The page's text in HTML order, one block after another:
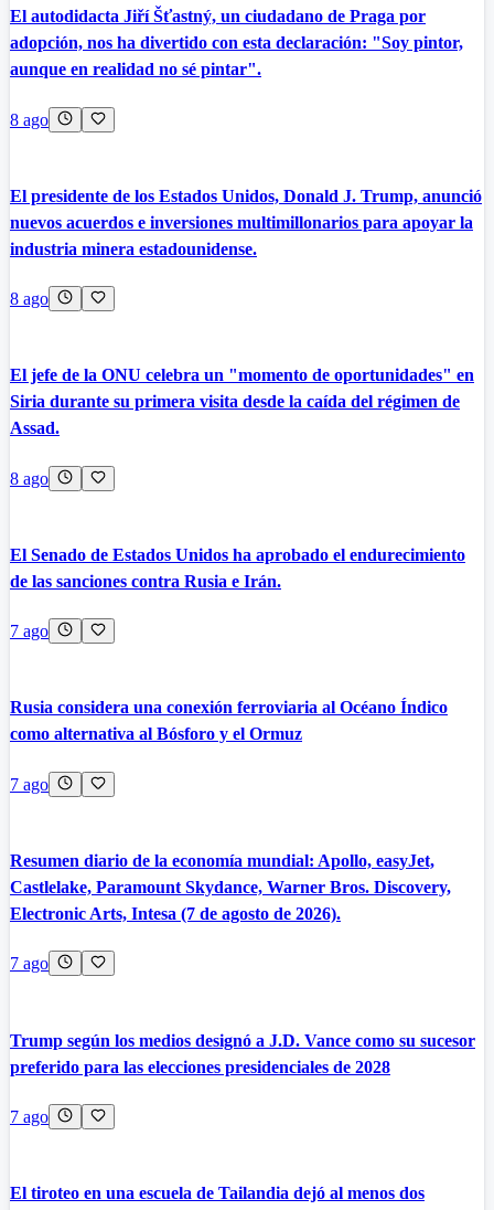
El autodidacta Jiří Šťastný, un ciudadano de Praga por
adopción, nos ha divertido con esta declaración: "Soy pintor,
aunque en realidad no sé pintar".
8 ago
El presidente de los Estados Unidos, Donald J. Trump, anunció
nuevos acuerdos e inversiones multimillonarios para apoyar la
industria minera estadounidense.
8 ago
El jefe de la ONU celebra un "momento de oportunidades" en
Siria durante su primera visita desde la caída del régimen de
Assad.
8 ago
El Senado de Estados Unidos ha aprobado el endurecimiento
de las sanciones contra Rusia e Irán.
7 ago
Rusia considera una conexión ferroviaria al Océano Índico
como alternativa al Bósforo y el Ormuz
7 ago
Resumen diario de la economía mundial: Apollo, easyJet,
Castlelake, Paramount Skydance, Warner Bros. Discovery,
Electronic Arts, Intesa (7 de agosto de 2026).
7 ago
Trump según los medios designó a J.D. Vance como su sucesor
preferido para las elecciones presidenciales de 2028
7 ago
El tiroteo en una escuela de Tailandia dejó al menos dos